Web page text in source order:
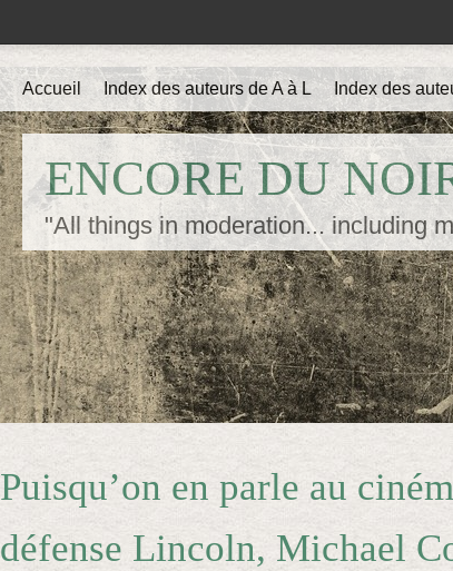
ENCORE DU
"All things in moderation... including
Accueil Index des auteurs de A à L Index des
Puisqu’on en parle au
défense Lincoln, Michael